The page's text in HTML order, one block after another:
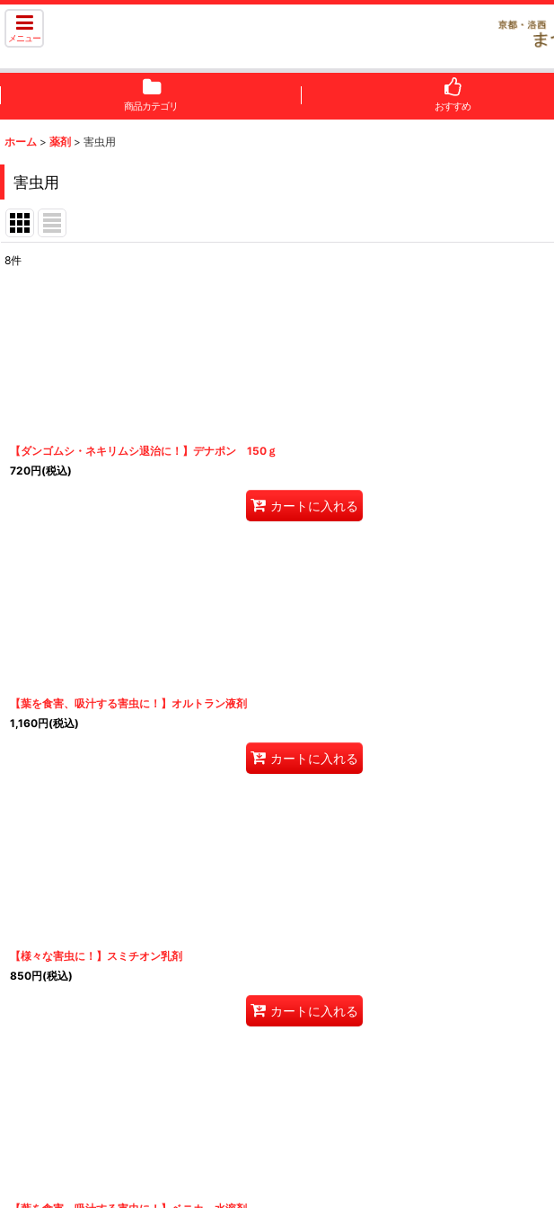
メニュー
商品カテゴリ おすすめ
ホーム > 薬剤 > 害虫用
害虫用
8件
【ダンゴムシ・ネキリムシ退治に！】デナポン 150ｇ
720円(税込)
カートに入れる
【葉を食害、吸汁する害虫に！】オルトラン液剤
1,160円(税込)
カートに入れる
【様々な害虫に！】スミチオン乳剤
850円(税込)
カートに入れる